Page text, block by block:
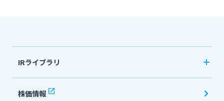
株主・投資家の皆さま
IRライブラリ
決算短信
株価情報